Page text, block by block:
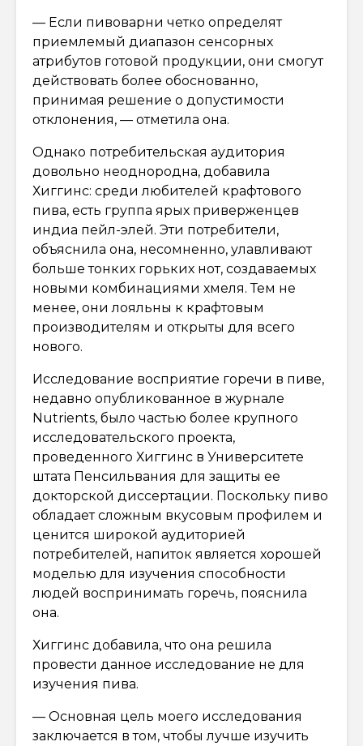
— Если пивоварни четко определят
приемлемый диапазон сенсорных
атрибутов готовой продукции, они смогут
действовать более обоснованно,
принимая решение о допустимости
отклонения, — отметила она.
Однако потребительская аудитория
довольно неоднородна, добавила
Хиггинс: среди любителей крафтового
пива, есть группа ярых приверженцев
индиа пейл-элей. Эти потребители,
объяснила она, несомненно, улавливают
больше тонких горьких нот, создаваемых
новыми комбинациями хмеля. Тем не
менее, они лояльны к крафтовым
производителям и открыты для всего
нового.
Исследование восприятие горечи в пиве,
недавно опубликованное в журнале
Nutrients, было частью более крупного
исследовательского проекта,
проведенного Хиггинс в Университете
штата Пенсильвания для защиты ее
докторской диссертации. Поскольку пиво
обладает сложным вкусовым профилем и
ценится широкой аудиторией
потребителей, напиток является хорошей
моделью для изучения способности
людей воспринимать горечь, пояснила
она.
Хиггинс добавила, что она решила
провести данное исследование не для
изучения пива.
— Основная цель моего исследования
заключается в том, чтобы лучше изучить